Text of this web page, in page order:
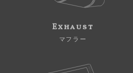
Exhaust
マフラー